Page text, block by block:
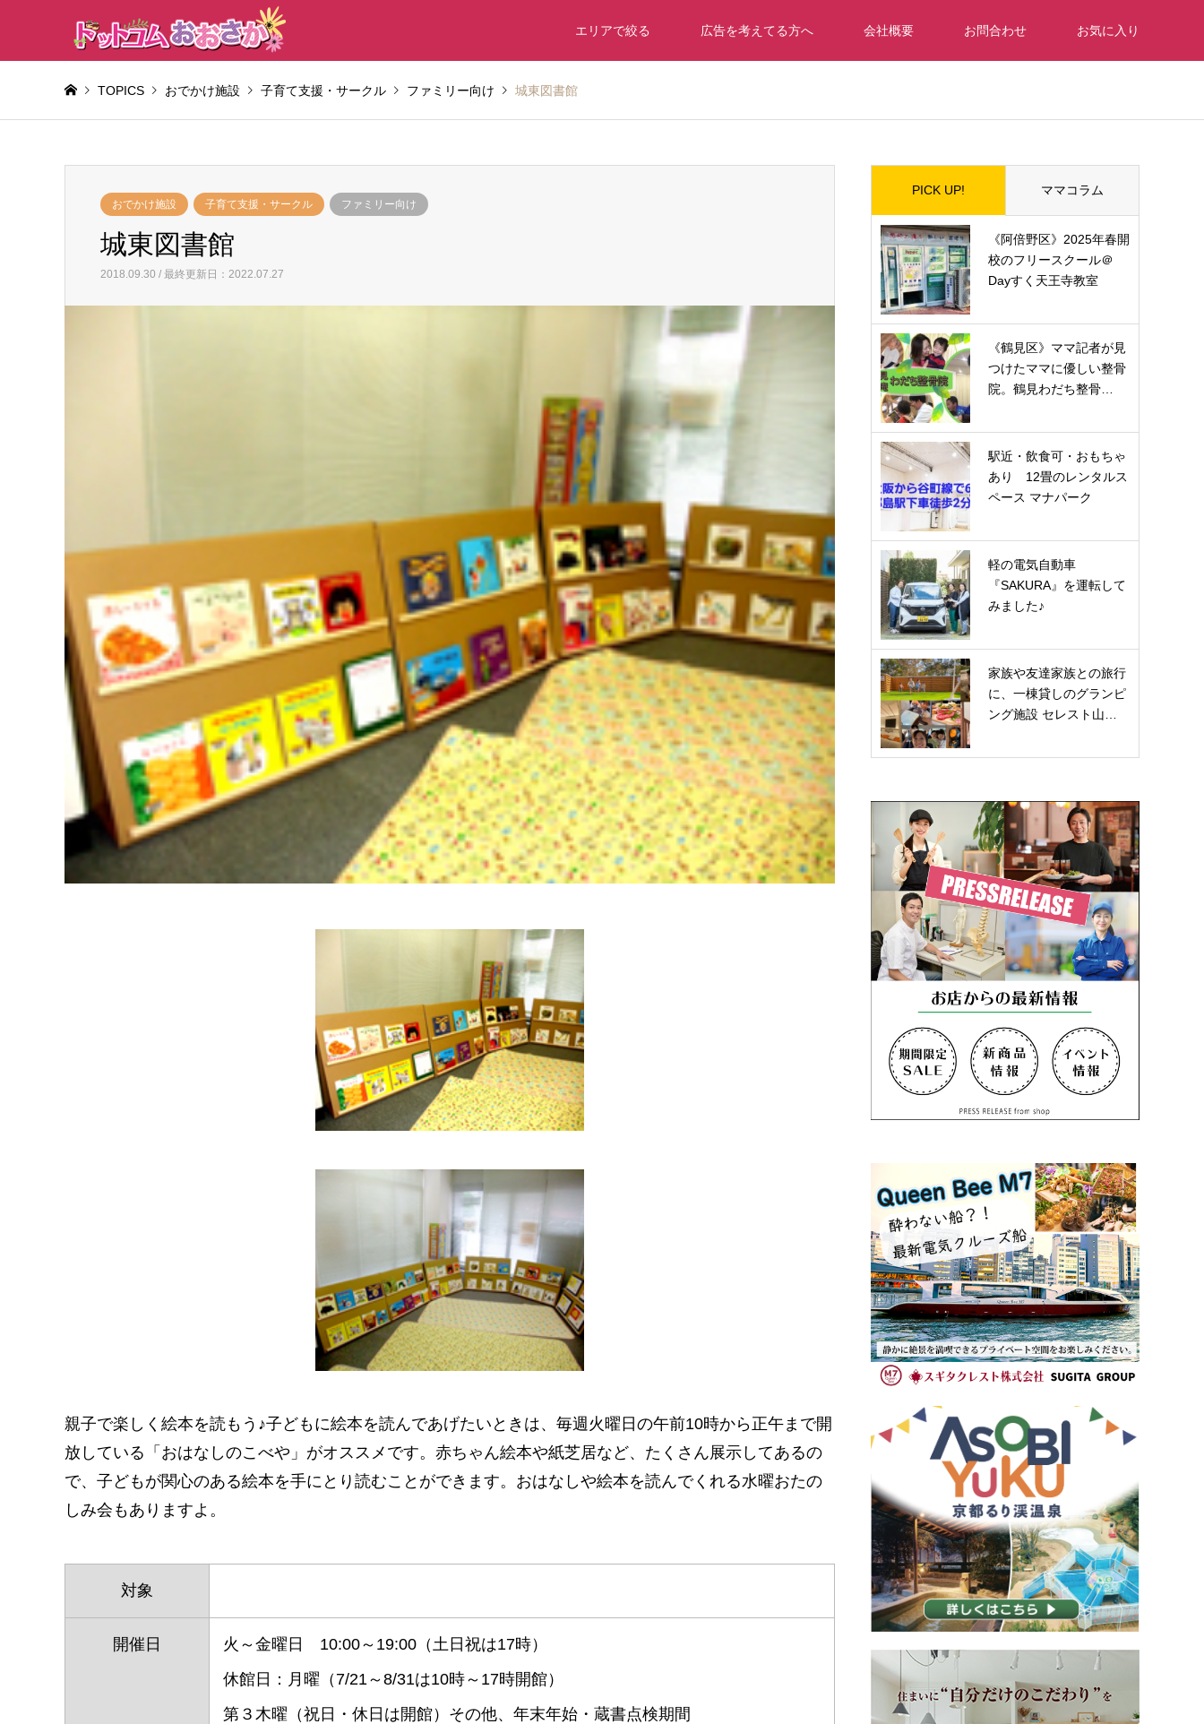
エリアで絞る 広告を考えてる方へ 会社概要 お問合わせ お気に入り
TOPICS おでかけ施設 子育て支援・サークル ファミリー向け 城東図書館
おでかけ施設 子育て支援・サークル ファミリー向け
城東図書館
2018.09.30 / 最終更新日：2022.07.27
親子で楽しく絵本を読もう♪子どもに絵本を読んであげたいときは、毎週火曜日の午前10時から正午まで開
放している「おはなしのこべや」がオススメです。赤ちゃん絵本や紙芝居など、たくさん展示してあるの
で、子どもが関心のある絵本を手にとり読むことができます。おはなしや絵本を読んでくれる水曜おたの
しみ会もありますよ。
対象
開催日
火～金曜日 10:00～19:00（土日祝は17時）
休館日：月曜（7/21～8/31は10時～17時開館）
第３木曜（祝日・休日は開館）その他、年末年始・蔵書点検期間
PICK UP! ママコラム
《阿倍野区》2025年春開
校のフリースクール＠
Dayすく天王寺教室
《鶴見区》ママ記者が見
つけたママに優しい整骨
院。鶴見わだち整骨…
駅近・飲食可・おもちゃ
あり 12畳のレンタルス
ペース マナパーク
軽の電気自動車
『SAKURA』を運転して
みました♪
家族や友達家族との旅行
に、一棟貸しのグランピ
ング施設 セレスト山…